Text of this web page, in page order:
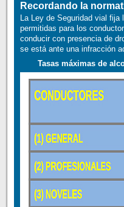
Recordando la
La Ley de Seguridad vial
permitidas para los
conducir con presencia de
se está ante una infracción
Tasas máximas de